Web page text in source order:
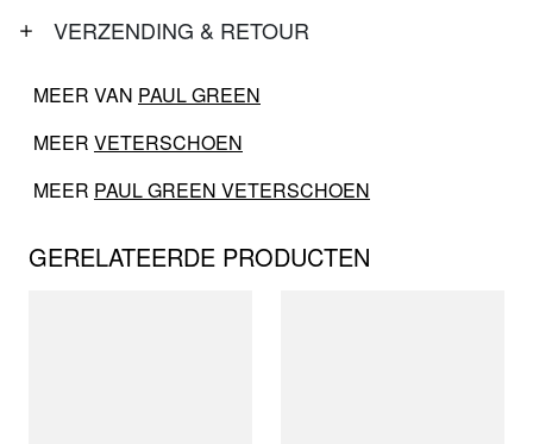
VERZENDING & RETOUR
MEER VAN PAUL GREEN
MEER VETERSCHOEN
MEER PAUL GREEN VETERSCHOEN
GERELATEERDE PRODUCTEN